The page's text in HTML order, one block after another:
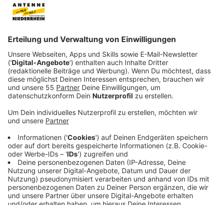
Veröffentlicht:
Seitdem der Streamingdienst DAZN auch Champions-
League-Rechte besitzt, müssen Fußballfans sich
immer erst einmal noch vergewissern, wo die
Sky teilt sich die Begegnungen mit DAZN ziemlich
kompliziert auf. Im Free-TV gibt es übrigens keine
einzige Partie zu sehen, da sich ARD, ZDF, RTL oder
Sport1 keine Rechte an der Königsklasse sichern
konnten (Stand: 17.02.).
Anzeige